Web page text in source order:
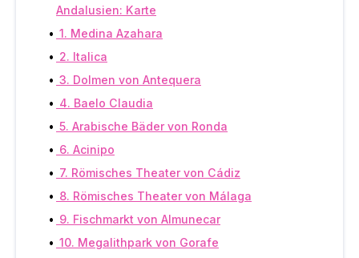
Andalusien: Karte
1. Medina Azahara
2. Italica
3. Dolmen von Antequera
4. Baelo Claudia
5. Arabische Bäder von Ronda
6. Acinipo
7. Römisches Theater von Cádiz
8. Römisches Theater von Málaga
9. Fischmarkt von Almunecar
10. Megalithpark von Gorafe